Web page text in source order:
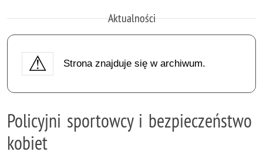
Aktualności
Strona znajduje się w archiwum.
Policyjni sportowcy i bezpieczeństwo
kobiet